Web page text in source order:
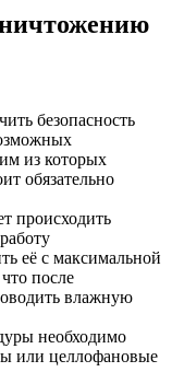
безопасность
из которых
обязательно
происходить
её с максимальной
после
влажную
необходимо
или целлофановые